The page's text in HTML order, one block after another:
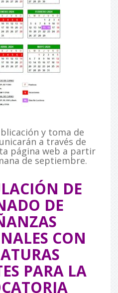
y toma de
a través de
página web a partir
de septiembre.
DE
DE
CON
PARA LA